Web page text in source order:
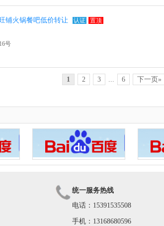
铺火锅餐吧低价转让 认证
置顶
号
1 2 3 ... 6 下一页»
统一服务热线
电话：15391535508
手机：13168680596